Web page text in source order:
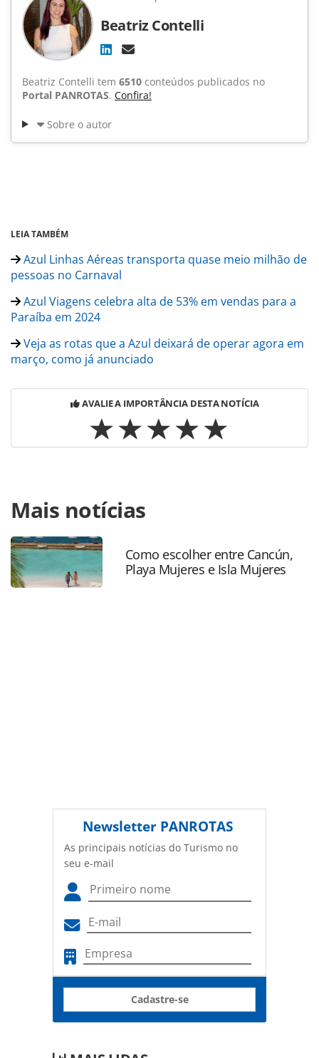
Beatriz Contelli
Beatriz Contelli tem 6510 conteúdos publicados no
Portal PANROTAS. Confira!
Sobre o autor
LEIA TAMBÉM
Azul Linhas Aéreas transporta quase meio milhão de
pessoas no Carnaval
Azul Viagens celebra alta de 53% em vendas para a
Paraíba em 2024
Veja as rotas que a Azul deixará de operar agora em
março, como já anunciado
AVALIE A IMPORTÂNCIA DESTA NOTÍCIA
https://www.panrotas.com.br/aviacao/parcerias/2025/03/
firma-parceria-com-apg-para-distribuir-conteudo-via-
ndc_215091.html ou as ferramentas oferecidas na página.
Todo o conteúdo produzido pela PANROTAS Editora é
protegido pela legislação brasileira sobre direito autoral.
Não reproduza o conteúdo sem autorização da PANROTAS
Mais notícias
Como escolher entre Cancún,
Playa Mujeres e Isla Mujeres
Newsletter PANROTAS
As principais notícias do Turismo no
seu e-mail
Cadastre-se